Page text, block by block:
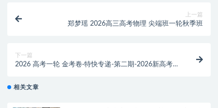
上一篇
郑梦瑶 2026高三高考物理 尖端班一轮秋季班
下一篇
2026 高考一轮 金考卷·特快专递-第二期-2026新高考新
相关文章